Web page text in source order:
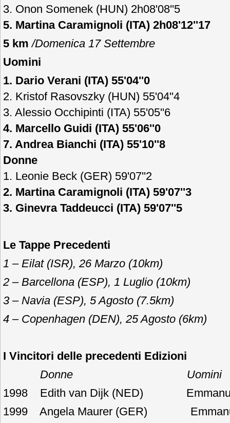
3. Onon Somenek (HUN) 2h08'08''5
5. Martina Caramignoli (ITA) 2h08'12''17
5 km/Domenica 17 Settembre
Uomini
1. Dario Verani (ITA) 55'04''0
2. Kristof Rasovszky (HUN) 55'04''4
3. Alessio Occhipinti (ITA) 55'05''6
4. Marcello Guidi (ITA) 55'06''0
7. Andrea Bianchi (ITA) 55'10''8
Donne
1. Leonie Beck (GER) 59'07''2
2. Martina Caramignoli (ITA) 59'07''3
3. Ginevra Taddeucci (ITA) 59'07''5
Le Tappe Precedenti
1 – Eilat (ISR), 26 Marzo (10km)
2 – Barcellona (ESP), 1 Luglio (10km)
3 – Navia (ESP), 5 Agosto (7.5km)
4 – Copenhagen (DEN), 25 Agosto (6km)
I Vincitori delle precedenti Edizioni
Donne Uomini
1998 Edith van Dijk (NED)
1999 Angela Maurer (GER)